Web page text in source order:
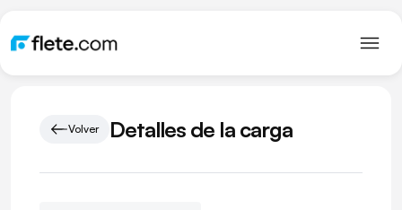
Volver Detalles de la carga